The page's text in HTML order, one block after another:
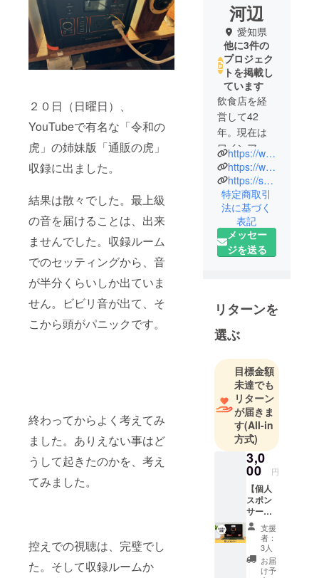
２０日（日曜日）、
YouTubeで有名な「令和の
虎」の姉妹版「通販の虎」
収録に出ました。
結果は散々でした。最上級
の音を届けることは、出来
ませんでした。収録ルーム
でのセッティングから、音
が半分くらいしか出ていま
せん。ビビリ音が出て、そ
こから頭がパニックです。
終わってからよく考えてみ
ました。ありえない事はど
うして起きたのかを、考え
てみました。
控えでの視聴は、完璧でし
た。そして収録ルームか
河辺
愛知県
他に3件の
プロジェク
トを掲載し
ています
飲食店を経
営して42
年。現在は
ワインアン
ドビールヘ
ルプを経営
していま
す。ピッ
ツァをメイ
ンとした9席
カウンター
スピーカー
作りは16
年。20代初
ディオブー
ムの頃に、
スピーカー
を作ってい
ました。そ
して、60歳
前に再度ス
ピーカーの
世界に挑戦
しました。
https://www.facebook.com/kurajilove
https://www.facebook.com/SoundKoube
https://soundkoube.com/
特定商取引
法に基づく
表記
メッセー
ジを送る
リターンを
選ぶ
目標金額
未達でも
リターン
が届きま
す(All-in
方式)
3,0
00 円
【個人
スポン
サー】
「OPU
S4」の
個人ス
ポン
サーに
支援
者：
3人
お届
け予